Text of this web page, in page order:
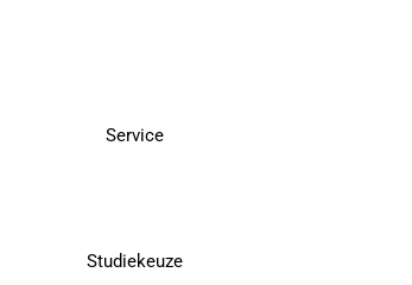
Service
Studiekeuze